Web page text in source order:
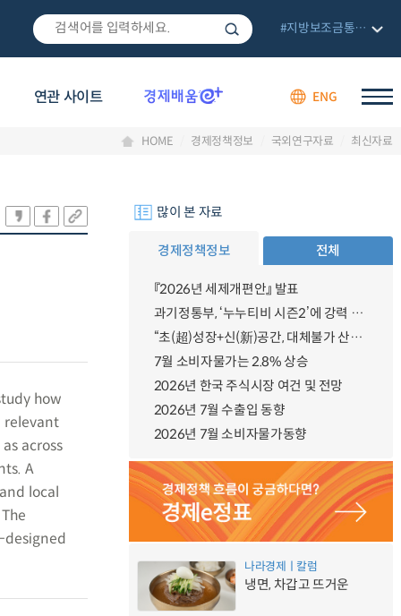
연관 사이트 ENG
#지방보조금통합관리망
HOME 경제정책정보 국외연구자료 최신자료
how
relevant
across
A
local
많이 본 자료
경제정책정보 전체
『2026년 세제개편안』 발표
과기정통부, ‘누누티비 시즌2’에 강력 대응 의지 밝혀
“초(超)성장+신(新)공간, 대체불가 산업강국”
7월 소비자물가는 2.8% 상승
2026년 한국 주식시장 여건 및 전망
2026년 7월 수출입 동향
2026년 7월 소비자물가동향
나라경제ㅣ칼럼
냉면, 차갑고 뜨거운